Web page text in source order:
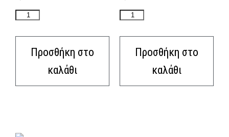
Προσθήκη στο
καλάθι
Προσθήκη στο
καλάθι